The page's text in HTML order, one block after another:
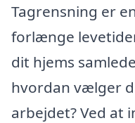
Tagrensning er
forlænge
dit hjems
hvordan vælger
arbejdet? Ved at